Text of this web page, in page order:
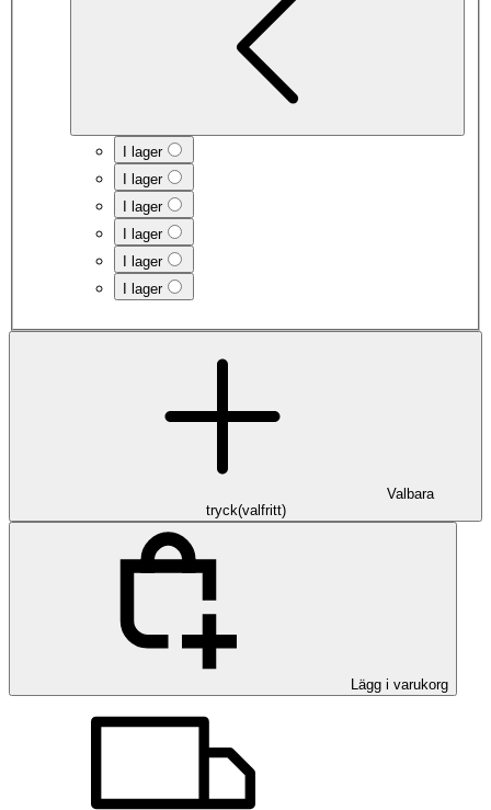
I lager
I lager
I lager
I lager
I lager
I lager
Valbara
tryck(valfritt)
Lägg i varukorg